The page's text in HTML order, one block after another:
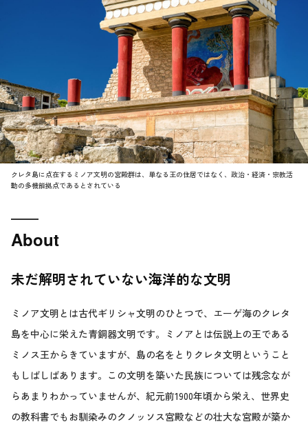
クレタ島に点在するミノア文明の宮殿群は、単なる王の住居ではなく、政治・経済・宗教活
動の多機能拠点であるとされている
About
未だ解明されていない海洋的な文明
ミノア文明とは古代ギリシャ文明のひとつで、エーゲ海のクレタ
島を中心に栄えた青銅器文明です。ミノアとは伝説上の王である
ミノス王からきていますが、島の名をとりクレタ文明ということ
もしばしばあります。この文明を築いた民族については残念なが
らあまりわかっていませんが、紀元前1900年頃から栄え、世界史
の教科書でもお馴染みのクノッソス宮殿などの壮大な宮殿が築か